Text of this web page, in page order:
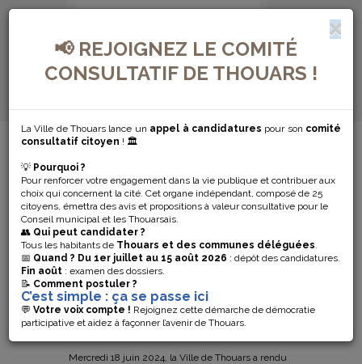
📢 REJOIGNEZ LE COMITÉ
CONSULTATIF DE THOUARS !
La Ville de Thouars lance un appel à candidatures pour son comité
consultatif citoyen ! 🏛️
💡 Pourquoi ?
Pour renforcer votre engagement dans la vie publique et contribuer aux
choix qui concernent la cité. Cet organe indépendant, composé de 25
citoyens, émettra des avis et propositions à valeur consultative pour le
Conseil municipal et les Thouarsais.
👥 Qui peut candidater ?
Tous les habitants de Thouars et des communes déléguées.
📅 Quand ? Du 1er juillet au 15 août 2026 : dépôt des candidatures.
Fin août : examen des dossiers.
📝 Comment postuler ?
C’est simple : ça se passe ici
💬 Votre voix compte ! Rejoignez cette démarche de démocratie
participative et aidez à façonner l’avenir de Thouars.
MENU DE NAVIGATION...
RETOUR EN
IMAGES SUR LA
CÉRÉMONIE DE
L’APPEL DU 18
JUIN
Mercredi 18 juin 2024, la Ville de Thouars a rendu